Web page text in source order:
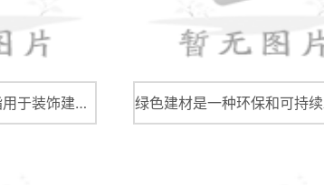
建筑装修装饰材料是指用于装饰建筑物内部或外部，增强建筑物美观度、实用性以及寿命的材料。而建筑装修装饰材料有很多种类，这篇文章将介绍其中主要的几种。 木材类材料作为